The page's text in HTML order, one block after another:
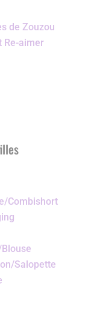
de Zouzou
Re-aimer
Combishort
Salopette